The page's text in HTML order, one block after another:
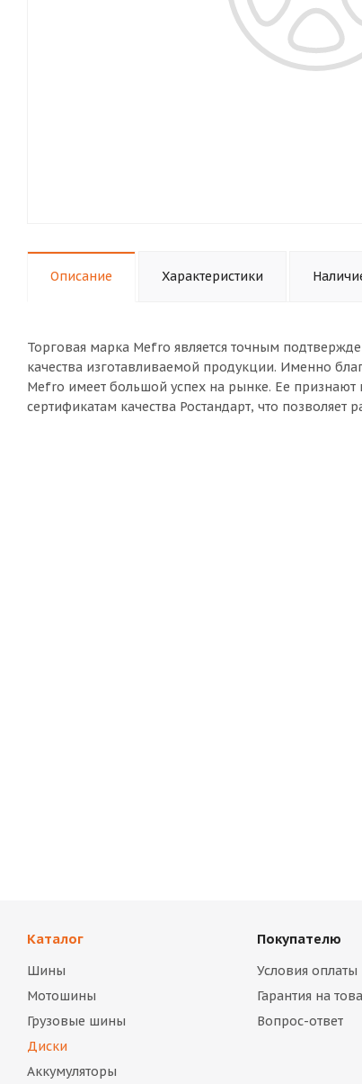
Описание Характеристики
Торговая марка Mefro является точным
качества изготавливаемой продукции. Именно
Mefro имеет большой успех на рынке. Ее признают
сертификатам качества Ростандарт, что
Каталог
Шины
Мотошины
Грузовые шины
Диски
Аккумуляторы
Покупателю
Условия оплаты
Гарантия на
Вопрос-ответ